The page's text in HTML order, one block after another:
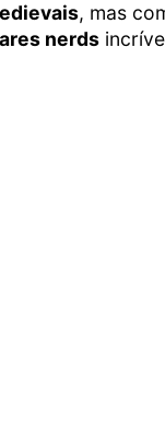
, mas
nerds